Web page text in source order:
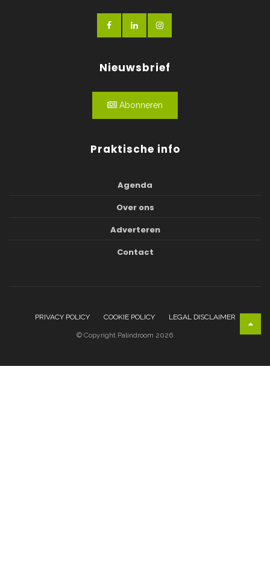
Nieuwsbrief
Abonneren
Praktische info
Agenda
Over ons
Adverteren
Contact
PRIVACY POLICY COOKIE POLICY LEGAL DISCLAIMER
© Copyright Palindroom 2026